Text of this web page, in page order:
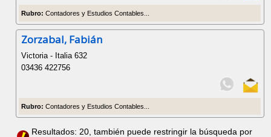
Rubro: Contadores y Estudios Contables...
Zorzabal, Fabián
Victoria - Italia 632
03436 422756
Rubro: Contadores y Estudios Contables...
Resultados: 20, también puede restringir la búsqueda por